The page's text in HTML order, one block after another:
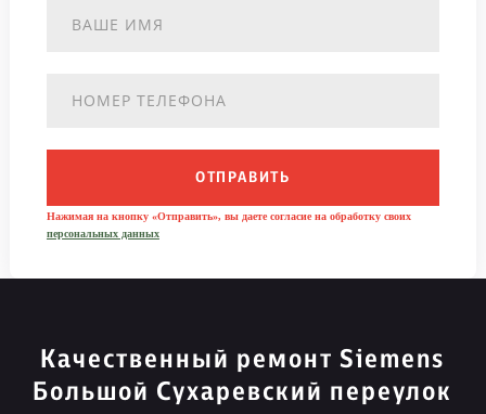
ОТПРАВИТЬ
Нажимая на кнопку «Отправить», вы даете согласие на обработку своих
персональных данных
Качественный ремонт Siemens
Большой Сухаревский переулок